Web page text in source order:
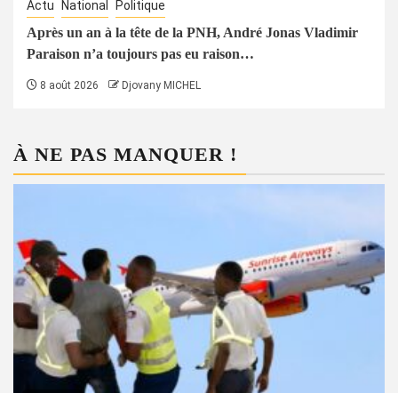
Actu National Politique
Après un an à la tête de la PNH, André Jonas Vladimir
Paraison n’a toujours pas eu raison…
8 août 2026 Djovany MICHEL
À NE PAS MANQUER !